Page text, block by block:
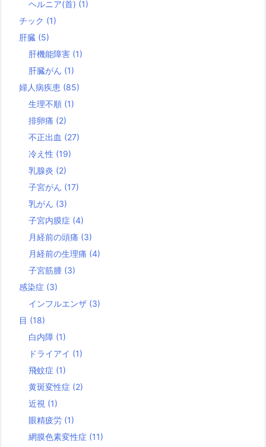
ヘルニア(首) (1)
チック (1)
肝臓 (5)
肝機能障害 (1)
肝臓がん (1)
婦人病疾患 (85)
生理不順 (1)
排卵痛 (2)
不正出血 (27)
冷え性 (19)
乳腺炎 (2)
子宮がん (17)
乳がん (3)
子宮内膜症 (4)
月経前の頭痛 (3)
月経前の生理痛 (4)
子宮筋腫 (3)
感染症 (3)
インフルエンザ (3)
目 (18)
白内障 (1)
ドライアイ (1)
飛蚊症 (1)
黄斑変性症 (2)
近視 (1)
眼精疲労 (1)
網膜色素変性症 (11)